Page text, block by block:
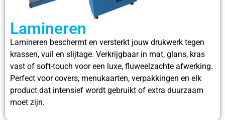
Lamineren
Lamineren beschermt en versterkt jouw drukwerk tegen
krassen, vuil en slijtage. Verkrijgbaar in mat, glans, kras
vast of soft-touch voor een luxe, fluweelzachte afwerking.
Perfect voor covers, menukaarten, verpakkingen en elk
product dat intensief wordt gebruikt of extra duurzaam
moet zijn.